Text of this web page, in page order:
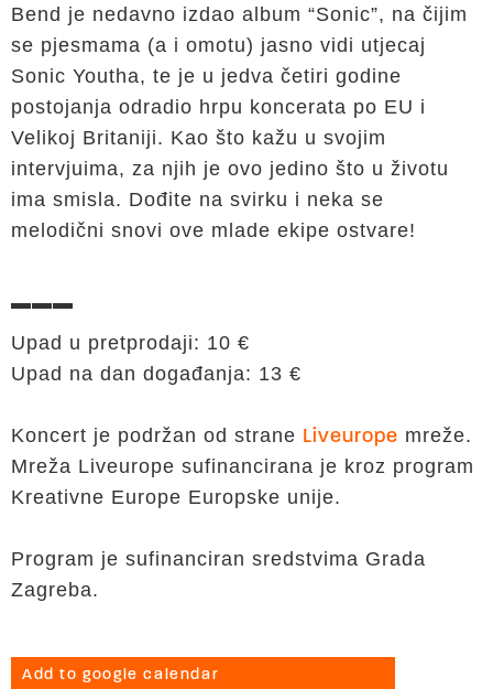
Bend je nedavno izdao album “Sonic”, na čijim
se pjesmama (a i omotu) jasno vidi utjecaj
Sonic Youtha, te je u jedva četiri godine
postojanja odradio hrpu koncerata po EU i
Velikoj Britaniji. Kao što kažu u svojim
intervjuima, za njih je ovo jedino što u životu
ima smisla. Dođite na svirku i neka se
melodični snovi ove mlade ekipe ostvare!
▬▬▬
Upad u pretprodaji: 10 €
Upad na dan događanja: 13 €
Koncert je podržan od strane Liveurope mreže.
Mreža Liveurope sufinancirana je kroz program
Kreativne Europe Europske unije.
Program je sufinanciran sredstvima Grada
Zagreba.
Add to google calendar